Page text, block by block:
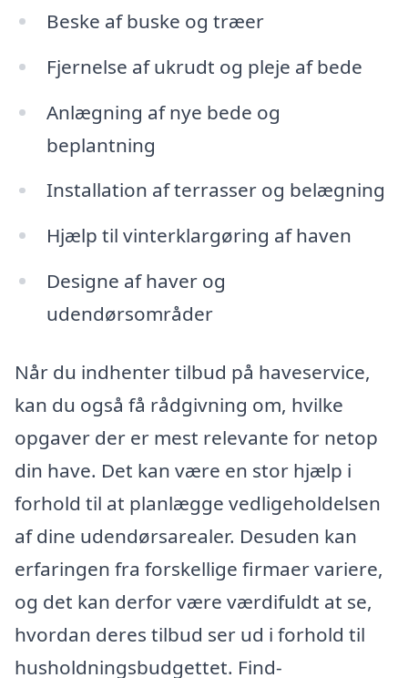
Beske af buske og træer
Fjernelse af ukrudt og pleje af bede
Anlægning af nye bede og
beplantning
Installation af terrasser og belægning
Hjælp til vinterklargøring af haven
Designe af haver og
udendørsområder
Når du indhenter tilbud på haveservice,
kan du også få rådgivning om, hvilke
opgaver der er mest relevante for netop
din have. Det kan være en stor hjælp i
forhold til at planlægge vedligeholdelsen
af dine udendørsarealer. Desuden kan
erfaringen fra forskellige firmaer variere,
og det kan derfor være værdifuldt at se,
hvordan deres tilbud ser ud i forhold til
husholdningsbudgettet. Find-